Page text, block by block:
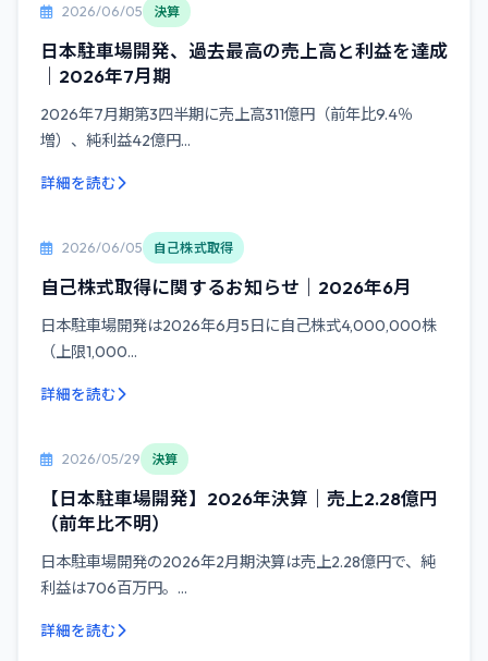
2026/06/05 決算
日本駐車場開発、過去最高の売上高と利益を達成
｜2026年7月期
2026年7月期第3四半期に売上高311億円（前年比9.4％
増）、純利益42億円...
詳細を読む
2026/06/05 自己株式取得
自己株式取得に関するお知らせ｜2026年6月
日本駐車場開発は2026年6月5日に自己株式4,000,000株
（上限1,000...
詳細を読む
2026/05/29 決算
【日本駐車場開発】2026年決算｜売上2.28億円
（前年比不明）
日本駐車場開発の2026年2月期決算は売上2.28億円で、純
利益は706百万円。...
詳細を読む